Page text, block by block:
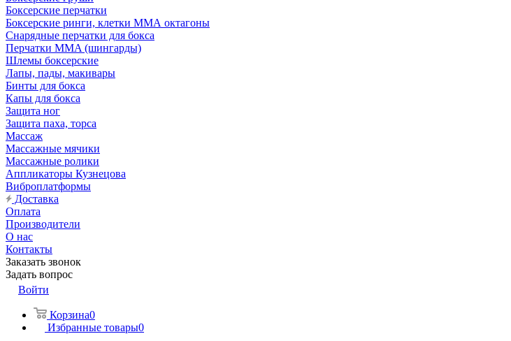
Боксерские перчатки
Боксерские ринги, клетки ММА октагоны
Снарядные перчатки для бокса
Перчатки MMA (шингарды)
Шлемы боксерские
Лапы, пады, макивары
Бинты для бокса
Капы для бокса
Защита ног
Защита паха, торса
Массаж
Массажные мячики
Массажные ролики
Аппликаторы Кузнецова
Виброплатформы
Доставка
Оплата
Производители
О нас
Контакты
Заказать звонок
Задать вопрос
Войти
Корзина0
Избранные товары0